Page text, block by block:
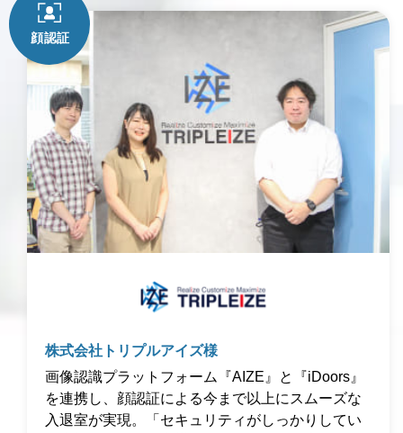
株式会社トリプルアイズ様
画像認識プラットフォーム『AIZE』と『iDoors』
を連携し、顔認証による今まで以上にスムーズな
入退室が実現。「セキュリティがしっかりしてい